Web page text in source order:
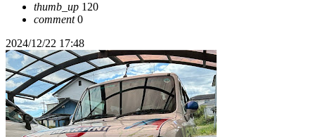
thumb_up 120
comment0
2024/12/22 17:48